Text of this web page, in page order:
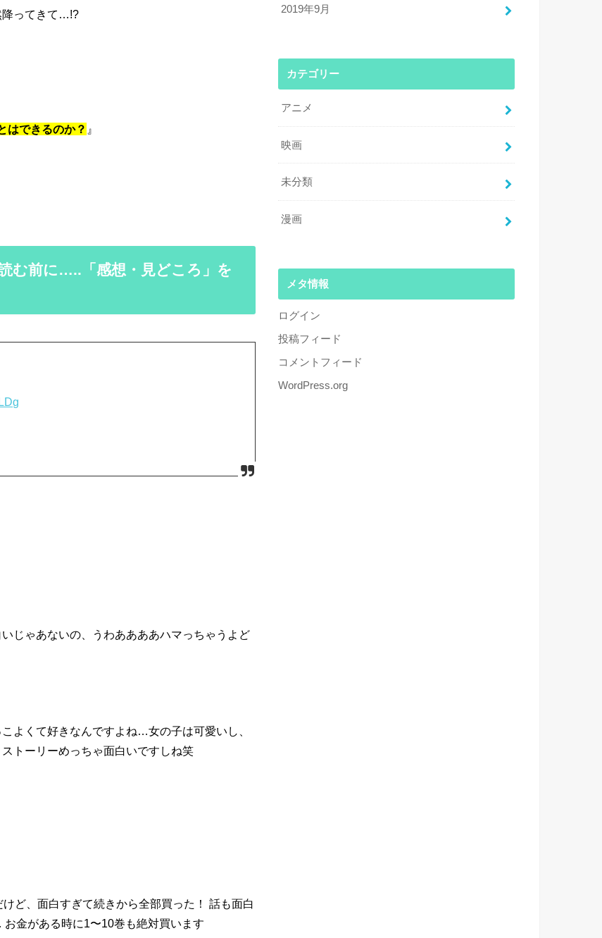
降ってきて…!?
はできるのか？ 』
む前に…..「感想・見どころ」を
じゃあないの 、うわああああハマっちゃうよど
よくて好きなんですよね…女の子は可愛いし、
トーリーめっちゃ面白いですしね笑
ど、面白すぎて続きから全部買った！ 話も面白
金がある時に1〜10巻も絶対買います
2019年9月
カテゴリー
アニメ
映画
未分類
漫画
メタ情報
ログイン
投稿フィード
コメントフィード
WordPress.org